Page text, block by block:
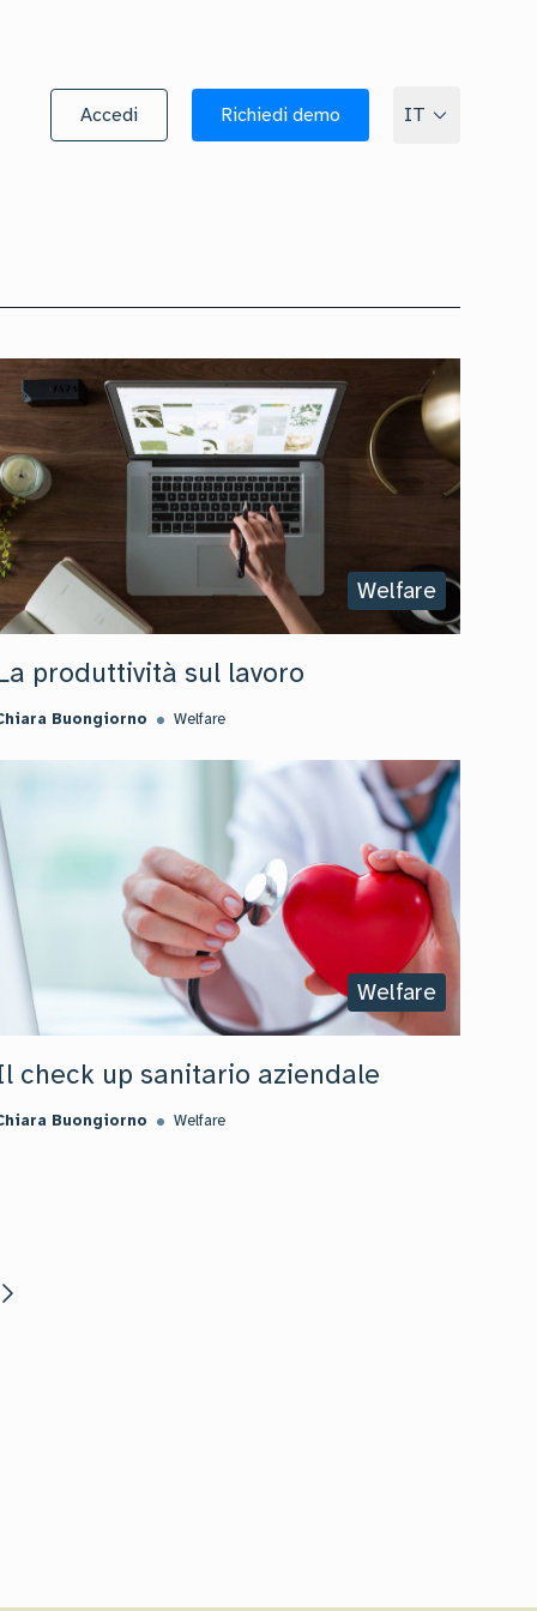
Accedi Richiedi demo IT
Welfare
produttività sul lavoro
Buongiorno Welfare
Welfare
check up sanitario aziendale
Buongiorno Welfare